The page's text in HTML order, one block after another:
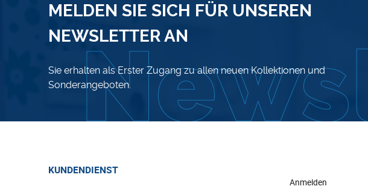
MELDEN SIE SICH FÜR UNSEREN
NEWSLETTER AN
Sie erhalten als Erster Zugang zu allen neuen Kollektionen und
Sonderangeboten.
KUNDENDIENST
Anmelden